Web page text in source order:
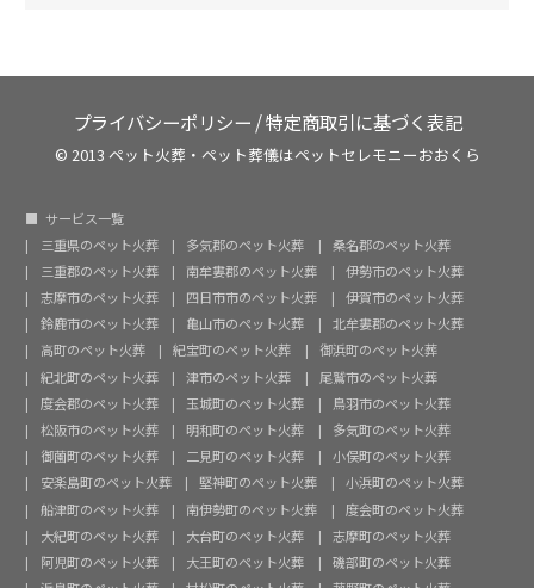
プライバシーポリシー /特定商取引に基づく表記
© 2013 ペット火葬・ペット葬儀はペットセレモニーおおくら
サービス一覧
三重県のペット火葬
多気郡のペット火葬
桑名郡のペット火葬
三重郡のペット火葬
南牟婁郡のペット火葬
伊勢市のペット火葬
志摩市のペット火葬
四日市市のペット火葬
伊賀市のペット火葬
鈴鹿市のペット火葬
亀山市のペット火葬
北牟婁郡のペット火葬
高町のペット火葬
紀宝町のペット火葬
御浜町のペット火葬
紀北町のペット火葬
津市のペット火葬
尾鷲市のペット火葬
度会郡のペット火葬
玉城町のペット火葬
鳥羽市のペット火葬
松阪市のペット火葬
明和町のペット火葬
多気町のペット火葬
御薗町のペット火葬
二見町のペット火葬
小俣町のペット火葬
安楽島町のペット火葬
堅神町のペット火葬
小浜町のペット火葬
船津町のペット火葬
南伊勢町のペット火葬
度会町のペット火葬
大紀町のペット火葬
大台町のペット火葬
志摩町のペット火葬
阿児町のペット火葬
大王町のペット火葬
磯部町のペット火葬